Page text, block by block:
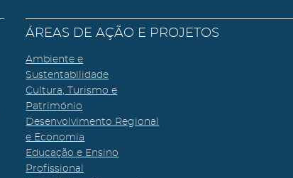
ÁREAS DE AÇÃO E PROJETOS
Ambiente e
Sustentabilidade
Cultura, Turismo e
Património
Desenvolvimento Regional
e Economia
Educação e Ensino
Profissional